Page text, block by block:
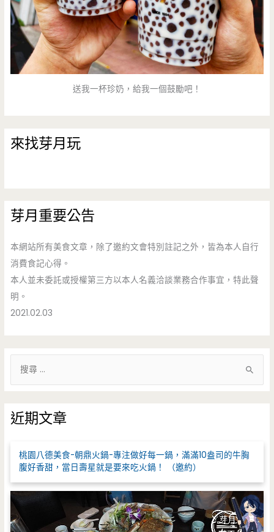
送我一杯珍奶，給我一個鼓勵吧！
來找芽月玩
芽月重要公告
本網站所有美食文章，除了邀約文會特別註記之外，皆為本人自行
消費食記心得。
本人並未委託或授權第三方以本人名義洽談業務合作事宜，特此聲
明。
2021.02.03
鍵
字
近期文章
桃園八德美食-朝鼎火鍋-專注做好每一鍋，滿滿10盎司的牛胸
腹好香甜，當日壽星就是要來吃火鍋！ （邀約）